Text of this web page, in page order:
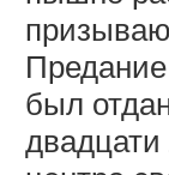
был
двадцати